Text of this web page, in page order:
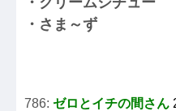
・さま～ず
786: ゼロとイチの間さん